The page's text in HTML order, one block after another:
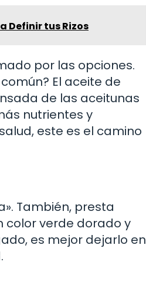
Definir tus Rizos
por las opciones.
El aceite de
de las aceitunas
nutrientes y
este es el camino
También, presta
color verde dorado y
es mejor dejarlo en